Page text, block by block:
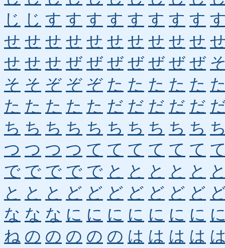
じ じ す す す す す す す す
せ せ せ せ せ せ せ せ せ せ
せ せ せ ぜ ぜ ぜ ぜ ぜ ぜ ぜ
そ そ ぞ ぞ ぞ た た た た た
た た た た た だ だ だ だ だ
ち ち ち ち ち ち ち ち ち ち
つ つ つ つ て て て て て て
で で で で で と と と と と
と と と ど ど ど ど ど ど ど
な な な に に に に に に に
ね の の の の の は は は は